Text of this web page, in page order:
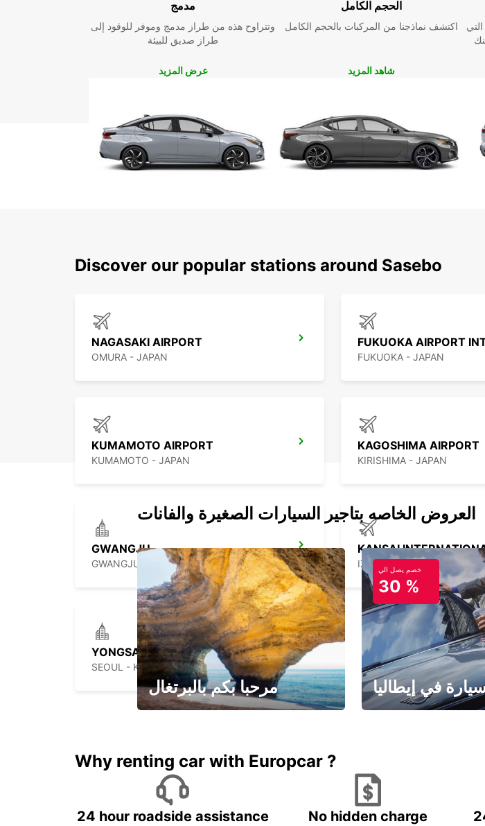
مدمج
وتتراوح هذه من طراز مدمج وموفر للوقود إلى
طراز صديق للبيئة
عرض المزيد
الحجم الكامل
اكتشف نماذجنا من المركبات بالحجم الكامل
شاهد المزيد
Discover our popular stations around Sasebo
NAGASAKI AIRPORT
OMURA - JAPAN FUKUOKA - JAPAN
KUMAMOTO AIRPORT
KUMAMOTO - JAPAN
KAGOSHIMA AIRPORT
KIRISHIMA - JAPAN
GWANGJU
GWANGJU - KOREA(SOUTH) IZUMISANO - JAPAN
YONGSAN DOWNTOWN
SEOUL - KOREA(SOUTH)
العروض الخاصه بتاجير السيارات الصغيرة والفانات
مرحبا بكم بالبرتغال
خصم يصل الي
30 %
في إيطاليا
Why renting car with Europcar ?
24 hour roadside assistance No hidden charge